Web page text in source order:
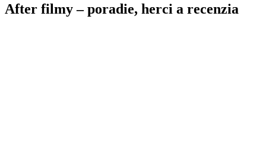
After filmy – poradie, herci a recenzia